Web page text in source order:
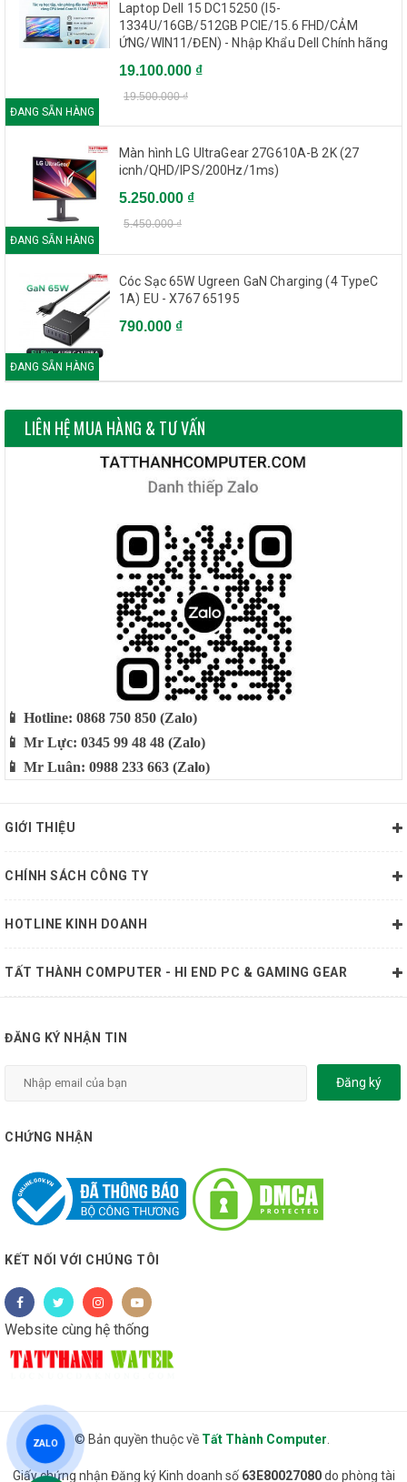
ZALO
ĐANG SẴN HÀNG
Laptop Dell 15 DC15250 (I5-
1334U/16GB/512GB PCIE/15.6 FHD/CẢM
ỨNG/WIN11/ĐEN) - Nhập Khẩu Dell Chính hãng
19.100.000 ₫
19.500.000 ₫
ĐANG SẴN HÀNG
Màn hình LG UltraGear 27G610A-B 2K (27
icnh/QHD/IPS/200Hz/1ms)
5.250.000 ₫
5.450.000 ₫
ĐANG SẴN HÀNG
Cóc Sạc 65W Ugreen GaN Charging (4 TypeC
1A) EU - X767 65195
790.000 ₫
LIÊN HỆ MUA HÀNG & TƯ VẤN
📱 Hotline: 0868 750 850 (Zalo)
📱 Mr Lực: 0345 99 48 48 (Zalo)
📱 Mr Luân: 0988 233 663 (Zalo)
GIỚI THIỆU
CHÍNH SÁCH CÔNG TY
HOTLINE KINH DOANH
TẤT THÀNH COMPUTER - HI END PC & GAMING GEAR
ĐĂNG KÝ NHẬN TIN
Đăng ký
CHỨNG NHẬN
KẾT NỐI VỚI CHÚNG TÔI
Website cùng hệ thống
© Bản quyền thuộc về Tất Thành Computer.
Giấy chứng nhận Đăng ký Kinh doanh số 63E80027080do phòng tài